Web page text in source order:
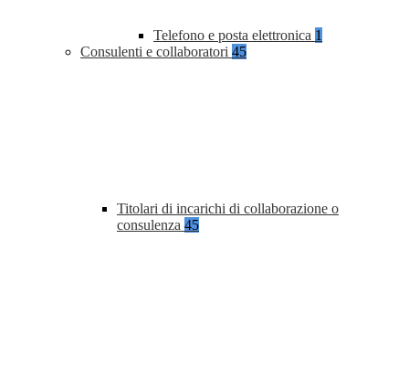
Telefono e posta elettronica 1
Consulenti e collaboratori 45
Titolari di incarichi di collaborazione o
consulenza 45